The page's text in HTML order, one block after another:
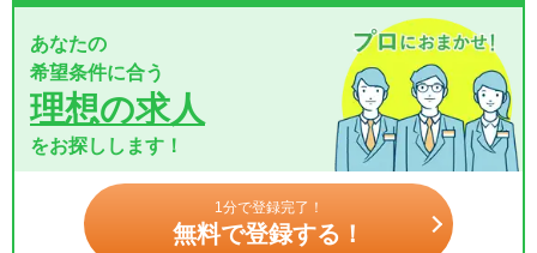
あなたの
希望条件に合う
理想の求人
をお探しします！
1分で登録完了！
無料で登録する！